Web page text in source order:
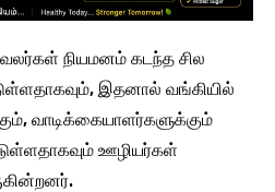
நியமனம் கடந்த சில
இதனால் வங்கியில்
வாடிக்கையாளர்களுக்கும்
ஊழியர்கள்